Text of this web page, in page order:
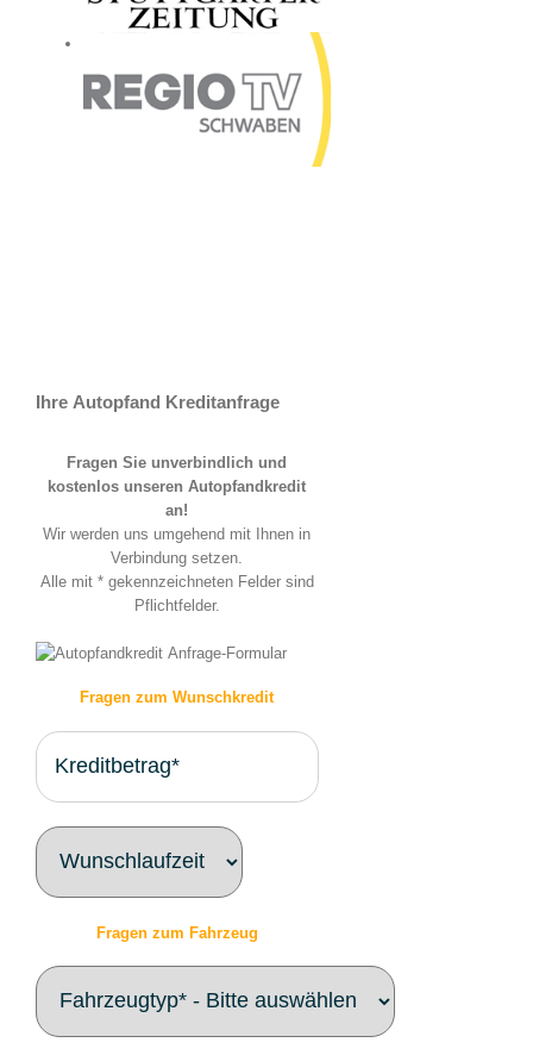
Ihre Autopfand Kreditanfrage
Fragen Sie unverbindlich und
kostenlos unseren Autopfandkredit
an!
Wir werden uns umgehend mit Ihnen in
Verbindung setzen.
Alle mit * gekennzeichneten Felder sind
Pflichtfelder.
Fragen zum Wunschkredit
Fragen zum Fahrzeug